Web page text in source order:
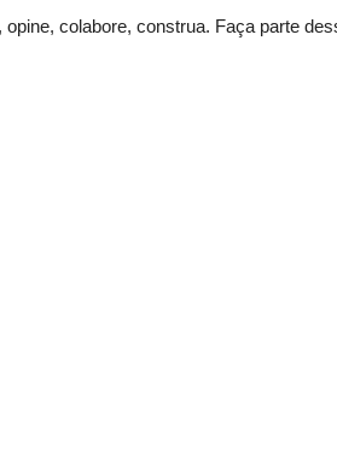
opine, colabore, construa. Faça parte